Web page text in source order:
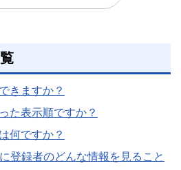
きますか？
た表示順ですか？
何ですか？
登録者のどんな情報を見ること